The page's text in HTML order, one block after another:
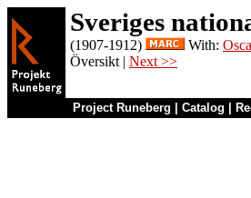
Sveriges
(1907-1912) With:
Översikt | Next >>
Project Runeberg Catalog